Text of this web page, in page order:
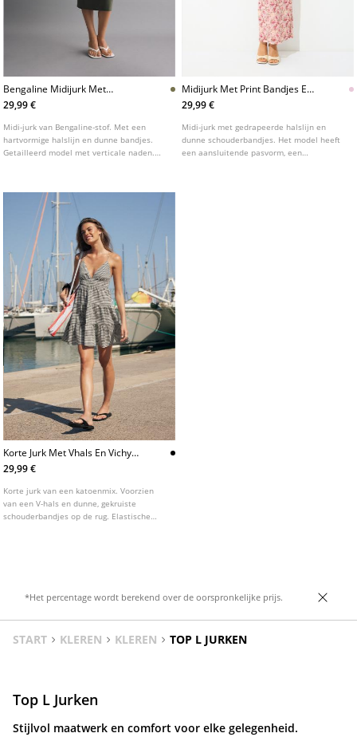
Bengaline Midijurk Met
Bandjes
29,99 €
Midi-jurk van Bengaline-stof. Met een
hartvormige halslijn en dunne bandjes.
Getailleerd model met verticale naden.
Midijurk Met Print Bandjes En
Plooien
29,99 €
Midi-jurk met gedrapeerde halslijn en
dunne schouderbandjes. Het model heeft
een aansluitende pasvorm, een
Korte Jurk Met Vhals En Vichy
Ruit
29,99 €
Korte jurk van een katoenmix. Voorzien
van een V-hals en dunne, gekruiste
schouderbandjes op de rug. Elastische
*Het percentage wordt berekend over de oorspronkelijke prijs.
START KLEREN KLEREN TOP L JURKEN
Top L Jurken
Stijlvol maatwerk en comfort voor elke gelegenheid.